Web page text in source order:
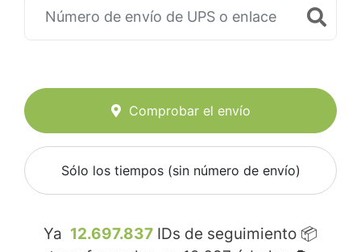
Comprobar el envío
Sólo los tiempos (sin número de envío)
Ya 12.697.837 IDs de seguimiento 📦